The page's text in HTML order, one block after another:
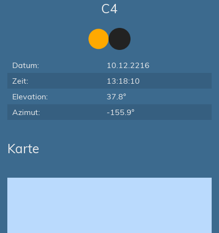
C4
Datum:
10.12.2216
Zeit:
13:18:10
Elevation:
37.8°
Azimut:
-155.9°
Karte